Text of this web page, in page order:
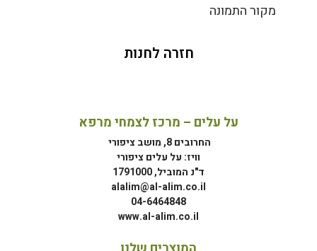
מקור התמונה
חזרה לחנות
על עלים – מרכז לצמחי מרפא
החרובים 8, מושב ציפורי
וויז: על עלים ציפורי
ד"נ המוביל, 1791000
alalim@al-alim.co.il
04-6464848
www.al-alim.co.il